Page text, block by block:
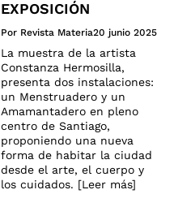
EXPOSICIÓN
Por Revista Materia20 junio 2025
La muestra de la artista
Constanza Hermosilla,
presenta dos instalaciones:
un Menstruadero y un
Amamantadero en pleno
centro de Santiago,
proponiendo una nueva
forma de habitar la ciudad
desde el arte, el cuerpo y
los cuidados. [Leer más]